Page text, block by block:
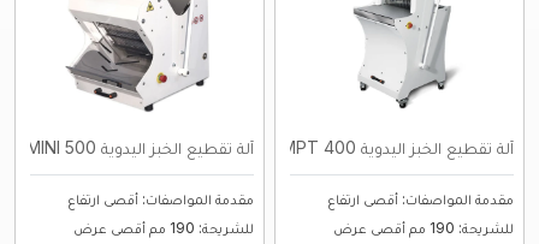
آلة تقطيع الخبز اليدوية MPT 400 ...
مقدمة المواصفات: أقصى ارتفاع
للشريحة: 190 مم أقصى عرض
آلة تقطيع الخبز اليدوية MINI 500 ...
مقدمة المواصفات: أقصى ارتفاع
للشريحة: 190 مم أقصى عرض